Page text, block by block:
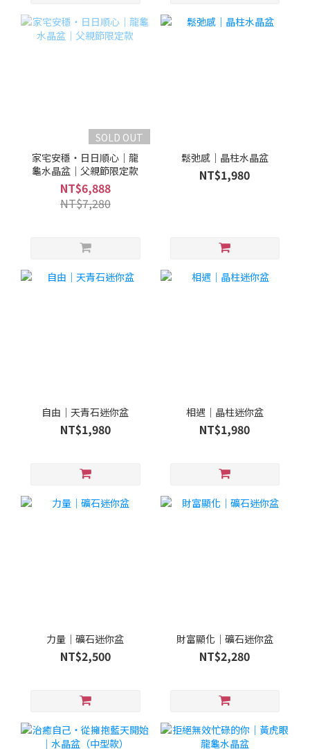
SOLD OUT
家宅安穩・日日順心｜龍
龜水晶盆｜父親節限定款
NT$6,888
NT$7,280
鬆弛感｜晶柱水晶盆
NT$1,980
自由｜天青石迷你盆
NT$1,980
相遇｜晶柱迷你盆
NT$1,980
力量｜礦石迷你盆
NT$2,500
財富顯化｜礦石迷你盆
NT$2,280